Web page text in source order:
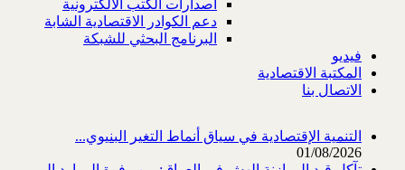
اصدارات الكتب الالكترونية
دعم الكوادر الاقتصادية الشابة
البرنامج البحثي للشبكة
فيديو
المكتبة الاقتصادية
الاتصال بنا
التنمية الإقتصادية في سياق أنماط التغير البنيوي...
01/08/2026